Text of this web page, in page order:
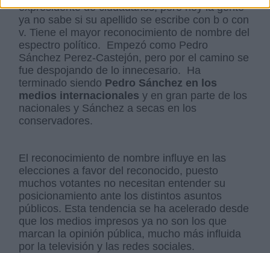
expresidente de ciudadanos, pero hoy la gente
ya no sabe si su apellido se escribe con b o con
v. Tiene el mayor reconocimiento de nombre del
espectro político.
Empezó como Pedro
Sánchez Perez-Castejón, pero por el camino se
fue despojando de lo innecesario.
Ha
terminado siendo Pedro Sánchez en los
medios internacionales y en gran parte de los
nacionales y Sánchez a secas en los
conservadores.
El reconocimiento de nombre influye en las
elecciones a favor del reconocido, puesto
muchos votantes no necesitan entender su
posicionamiento ante los distintos asuntos
públicos. Esta tendencia se ha acelerado desde
que los medios impresos ya no son los que
marcan la opinión pública, mucho más influida
por la televisión y las redes sociales.